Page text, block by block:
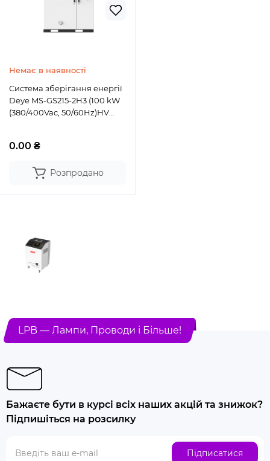
Немає в наявності
Система зберігання енергії
Deye MS-GS215-2H3 (100 kW
(380/400Vac, 50/60Hz)HV
0.00 ₴
Розпродано
LPB — Лампи, Проводи і Більше!
Бажаєте бути в курсі всіх наших акцій та знижок?
Підпишіться на розсилку
Підписатися